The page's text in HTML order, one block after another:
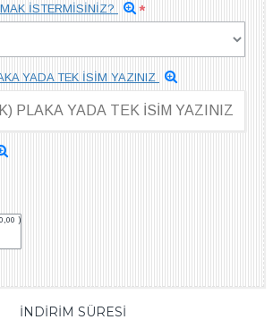
İNDİRİM SÜRESİ
İSTERMİSİNİZ?
YADA TEK İSİM YAZINIZ
)